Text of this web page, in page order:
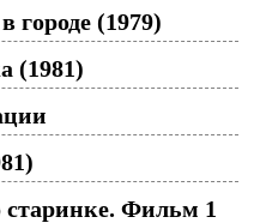
городе (1979)
(1981)
Фильм 1